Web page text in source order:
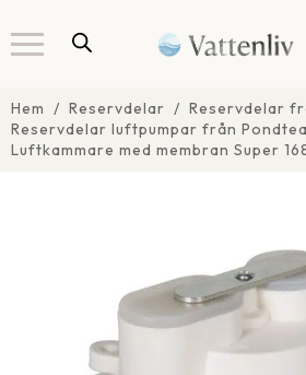
Hem Reservdelar
Reservdelar
Reservdelar luftpumpar från
Luftkammare med membran Super